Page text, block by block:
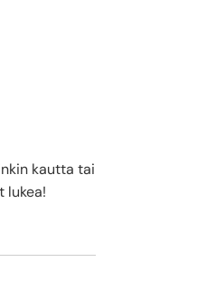
kautta tai
lukea!